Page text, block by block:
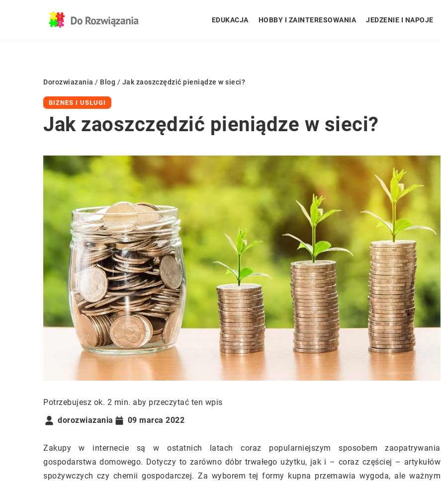
EDUKACJA HOBBY I ZAINTERESOWANIA JEDZENIE I NAPOJE
Dorozwiazania / Blog / Jak zaoszczędzić pieniądze w sieci?
BIZNES I USŁUGI
Jak zaoszczędzić pieniądze w sieci?
Potrzebujesz ok. 2 min. aby przeczytać ten wpis
dorozwiazania
09 marca 2022
Zakupy w internecie są w ostatnich latach coraz popularniejszym sposobem zaopatrywania
gospodarstwa domowego. Dotyczy to zarówno dóbr trwałego użytku, jak i – coraz częściej – artykułów
spożywczych czy chemii gospodarczej. Za wyborem tej formy kupna przemawia wygoda, ale ważnym